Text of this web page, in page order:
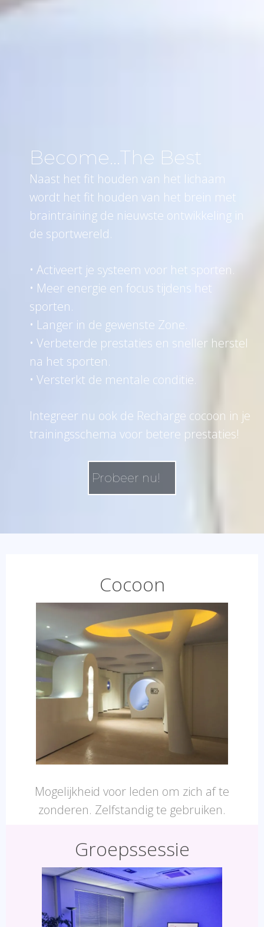
Become...The Best
Naast het fit houden van het lichaam
wordt het fit houden van het brein met
braintraining de nieuwste ontwikkeling in
de sportwereld.
• Activeert je systeem voor het sporten.
• Meer energie en focus tijdens het
sporten.
• Langer in de gewenste Zone.
• Verbeterde prestaties en sneller herstel
na het sporten.
• Versterkt de mentale conditie.
Integreer nu ook de Recharge cocoon in je
trainingsschema voor betere prestaties!
Probeer nu!
Cocoon
Mogelijkheid voor leden om zich af te
zonderen. Zelfstandig te gebruiken.
Groepssessie